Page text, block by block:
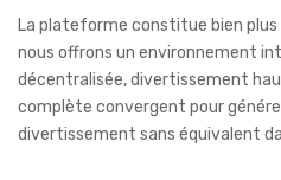
La plateforme constitue bien plus
nous offrons un environnement
décentralisée, divertissement
complète convergent pour
divertissement sans équivalent